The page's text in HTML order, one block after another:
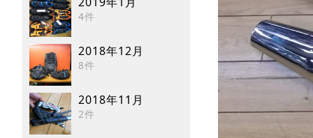
4件
2018年12月
8件
2018年11月
2件